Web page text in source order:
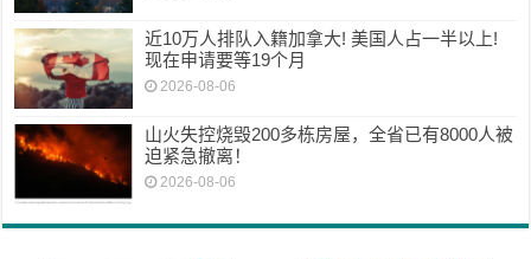
近10万人排队入籍加拿大! 美国人占一半以上!
现在申请要等19个月
2026-08-06
山火失控烧毁200多栋房屋，全省已有8000人被
迫紧急撤离！
2026-08-06